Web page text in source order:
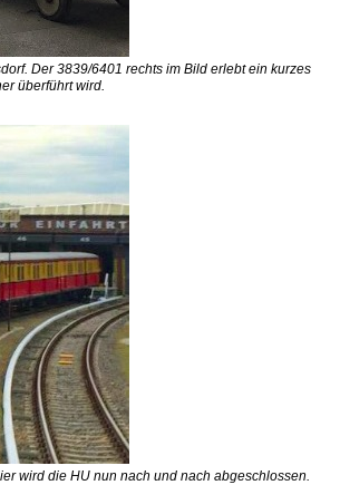
Der 3839/6401 rechts im Bild erlebt ein kurzes
überführt wird.
wird die HU nun nach und nach abgeschlossen.